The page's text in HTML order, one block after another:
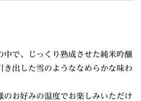
中で、じっくり熟成させた純米吟醸
き出した雪のようななめらかな味わ
のお好みの温度でお楽しみいただけ